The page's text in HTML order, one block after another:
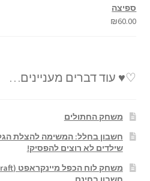
ספיצה
₪60.00
♡♥ עוד דברים מעניינים…
משחק החתולים
חשבון בחלל: המשימה להצלת
שילדים לא רוצים להפסיק!
משחק לוח הכפל מיינקראפט (Minecraft)